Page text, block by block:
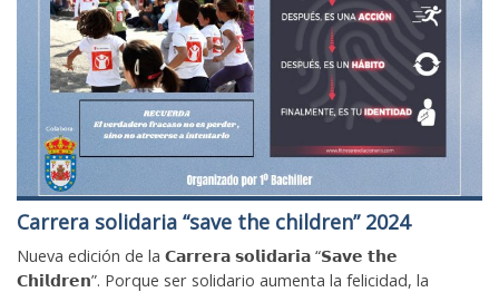
Carrera solidaria “save the children” 2024
Nueva edición de la 𝗖𝗮𝗿𝗿𝗲𝗿𝗮 𝘀𝗼𝗹𝗶𝗱𝗮𝗿𝗶𝗮 “𝗦𝗮𝘃𝗲 𝘁𝗵𝗲
𝗖𝗵𝗶𝗹𝗱𝗿𝗲𝗻”. Porque ser solidario aumenta la felicidad, la